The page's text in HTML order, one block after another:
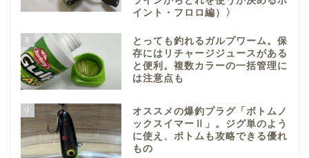
イント・フロロ編）〉
8
とっても釣れるガルプワーム。保
存にはリチャージジュースがある
と便利。複数カラーの一括管理に
は注意点も
9
オススメの爆釣プラグ「ボトムノ
ックスイマーⅡ」。ジグ単のよう
に使え、ボトムも攻略できる優れ
もの